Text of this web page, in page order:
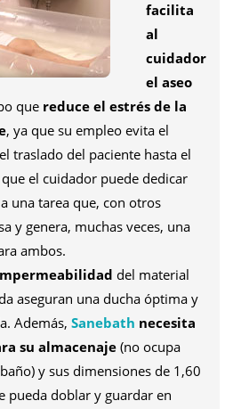
facilita
al
cuidador
el aseo
que reduce el estrés de la
, ya que su empleo evita el
traslado del paciente hasta el
el cuidador puede dedicar
una tarea que, con otros
y genera, muchas veces, una
ambos.
del material
aseguran una ducha óptima y
Además, Sanebath necesita
su almacenaje (no ocupa
y sus dimensiones de 1,60
pueda doblar y guardar en